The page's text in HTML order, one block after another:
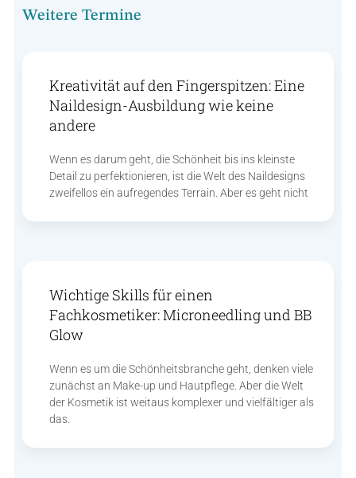
Weitere Termine
Kreativität auf den Fingerspitzen: Eine
Naildesign-Ausbildung wie keine
andere
Wenn es darum geht, die Schönheit bis ins kleinste
Detail zu perfektionieren, ist die Welt des Naildesigns
zweifellos ein aufregendes Terrain. Aber es geht nicht
Wichtige Skills für einen
Fachkosmetiker: Microneedling und BB
Glow
Wenn es um die Schönheitsbranche geht, denken viele
zunächst an Make-up und Hautpflege. Aber die Welt
der Kosmetik ist weitaus komplexer und vielfältiger als
das.